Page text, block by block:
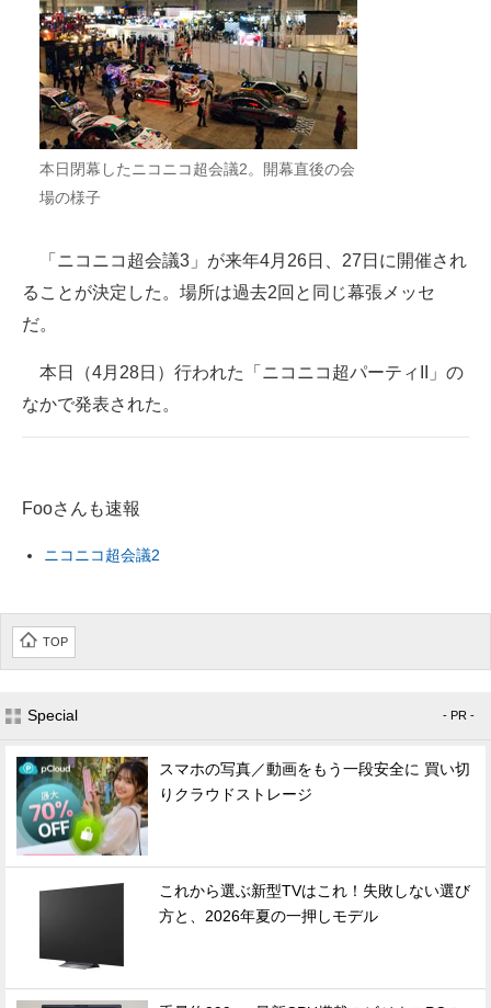
スマホと通信の最新トレンド
進化するPCとデバイスの未来
好きが集まる 比べて選べる
ビジネスと働き方のヒント
企業ITのトレンドを詳説
ITエンジニア向け専門サイト
IT製品の技術・比較・事例
製造業のIT導入・活用を支援
エレクトロニクス専門サイト
建設×テクノロジーの最前線
ちょっと気になるネットの話題
本日閉幕したニコニコ超会議2。開幕直後の会
場の様子
「ニコニコ超会議3」が来年4月26日、27日に開催され
ることが決定した。場所は過去2回と同じ幕張メッセ
だ。
本日（4月28日）行われた「ニコニコ超パーティII」の
なかで発表された。
Fooさんも速報
ニコニコ超会議2
TOP
Special - PR -
スマホの写真／動画をもう一段安全に 買い切
りクラウドストレージ
これから選ぶ新型TVはこれ！失敗しない選び
方と、2026年夏の一押しモデル